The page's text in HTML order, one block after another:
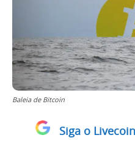
Baleia de Bitcoin
Siga o